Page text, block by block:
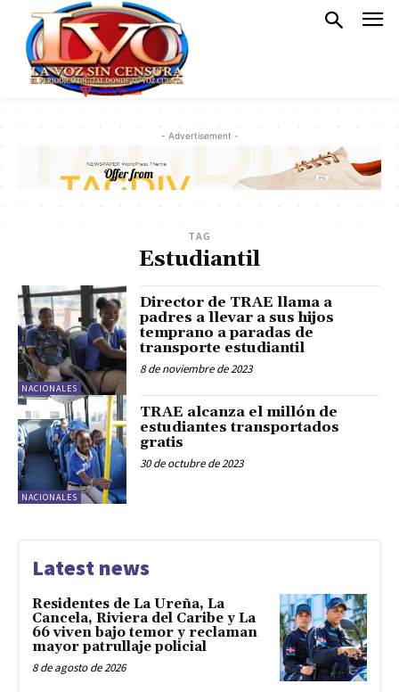
- Advertisement -
TAG
Estudiantil
NACIONALES
Director de TRAE llama a
padres a llevar a sus hijos
temprano a paradas de
transporte estudiantil
8 de noviembre de 2023
NACIONALES
TRAE alcanza el millón de
estudiantes transportados
gratis
30 de octubre de 2023
Latest news
Residentes de La Ureña, La
Cancela, Riviera del Caribe y La
66 viven bajo temor y reclaman
mayor patrullaje policial
8 de agosto de 2026